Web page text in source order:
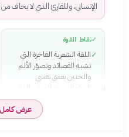
الإنساني، وللقارئ الذي لا يخاف
✓نقاط القوة
✓اللغة الشعرية الفاخرة التي
تشبه القصائد وتصوّر الألم
والحنين بعمق نفسي
البناء السردي المتقن الذي
يمزج بين الواقع التاريخي
والخيال الأدبي بسلاسة
شخصيات معقدة وعميقة تثير
عرض كامل